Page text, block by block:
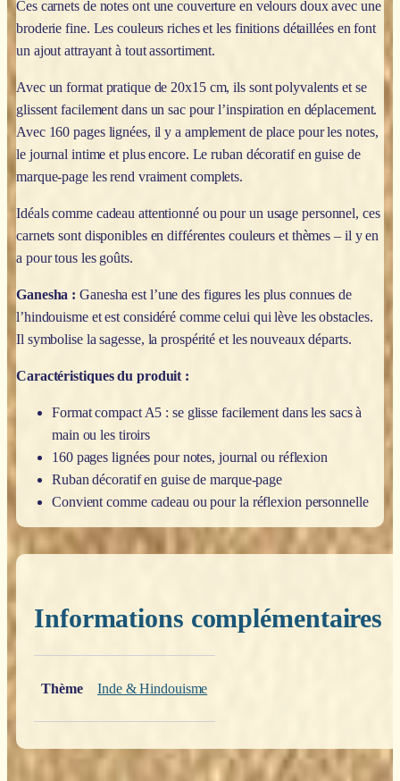
Ces carnets de notes ont une couverture en velours doux avec une
broderie fine. Les couleurs riches et les finitions détaillées en font
un ajout attrayant à tout assortiment.
Avec un format pratique de 20x15 cm, ils sont polyvalents et se
glissent facilement dans un sac pour l’inspiration en déplacement.
Avec 160 pages lignées, il y a amplement de place pour les notes,
le journal intime et plus encore. Le ruban décoratif en guise de
marque-page les rend vraiment complets.
Idéals comme cadeau attentionné ou pour un usage personnel, ces
carnets sont disponibles en différentes couleurs et thèmes – il y en
a pour tous les goûts.
Ganesha : Ganesha est l’une des figures les plus connues de
l’hindouisme et est considéré comme celui qui lève les obstacles.
Il symbolise la sagesse, la prospérité et les nouveaux départs.
Caractéristiques du produit :
Format compact A5 : se glisse facilement dans les sacs à
main ou les tiroirs
160 pages lignées pour notes, journal ou réflexion
Ruban décoratif en guise de marque-page
Convient comme cadeau ou pour la réflexion personnelle
Informations complémentaires
Thème
Inde & Hindouisme